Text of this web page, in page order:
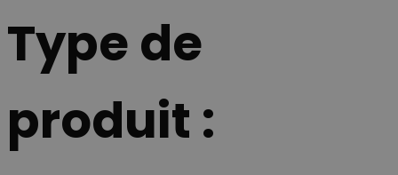
Type de
produit :